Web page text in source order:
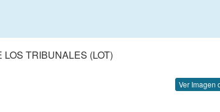
TRIBUNALES (LOT)
Ver Imagen